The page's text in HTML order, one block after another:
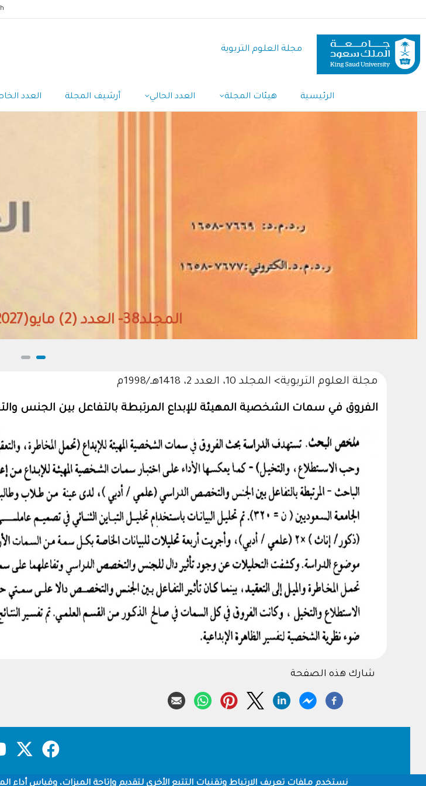
المحتوى
الرئيسي
مجلة العلوم التربوية
الرئيسية هيئات المجلة العدد الحالي أرشيف المجلة العدد
المجلد38- العدد (2) مايو(2027)م شعبان 1447هـ
مجلة العلوم التربوية> المجلد 10، العدد 2، 1418هـ/1998م
الفروق في سمات الشخصية المهيئة للإبداع المرتبطة بالتفاعل بين الجنس
شارك هذه الصفحة
Footer حقوق النشر سياسة الخصوصية
نستخدم ملفات تعريف الارتباط وتقنيات التتبع الأخرى لتقديم وإتاحة الميزات، وقياس أداء